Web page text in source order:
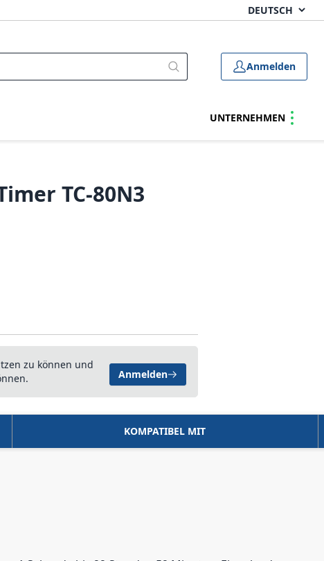
Anmelden
UNTERNEHMEN
TC-80N3
zu können und
Anmelden
KOMPATIBEL MIT